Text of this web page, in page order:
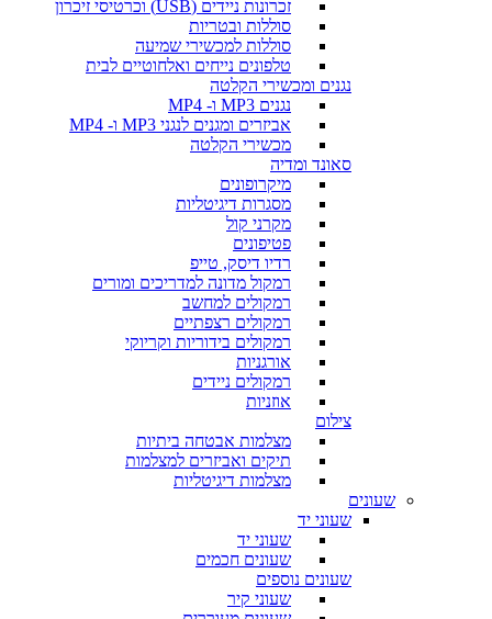
זכרונות ניידים (USB) וכרטיסי זיכרון
סוללות ובטריות
סוללות למכשירי שמיעה
טלפונים נייחים ואלחוטיים לבית
נגנים ומכשירי הקלטה
נגנים MP3 ו- MP4
אביזרים ומגנים לנגני MP3 ו- MP4
מכשירי הקלטה
סאונד ומדיה
מיקרופונים
מסגרות דיגיטליות
מקרני קול
פטיפונים
רדיו דיסק, טייפ
רמקול מדונה למדריכים ומורים
רמקולים למחשב
רמקולים רצפתיים
רמקולים בידוריות וקריוקי
אורגניות
רמקולים ניידים
אוזניות
צילום
מצלמות אבטחה ביתיות
תיקים ואביזרים למצלמות
מצלמות דיגיטליות
שעונים
שעוני יד
שעוני יד
שעונים חכמים
שעונים נוספים
שעוני קיר